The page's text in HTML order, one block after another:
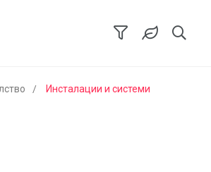
Инсталации и системи